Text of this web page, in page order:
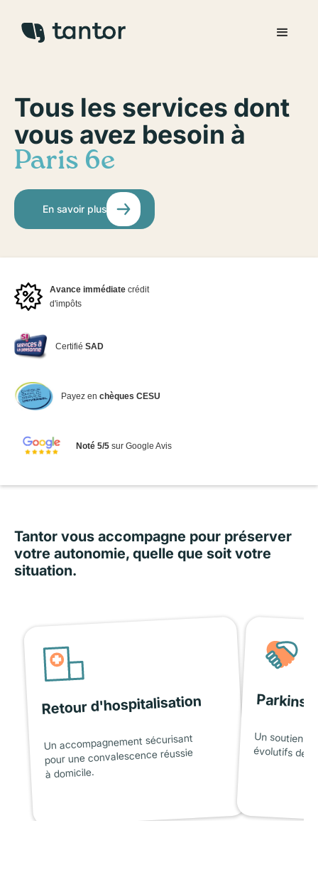
Tous les services dont
vous avez besoin à
Paris 6e
En savoir plus
Avance immédiate crédit
d'impôts
CertifiéSAD
Payez en chèques CESU
Noté 5/5sur Google Avis
Tantor vous accompagne pour préserver
votre autonomie, quelle que soit votre
situation.
Retour d'hospitalisation
Un accompagnement sécurisant
pour une convalescence réussie
à domicile.
Un soutien
évolutifs de